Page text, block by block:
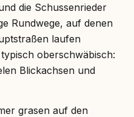
die Schussenrieder
Rundwege, auf denen
laufen
oberschwäbisch:
Blickachsen und
grasen auf den